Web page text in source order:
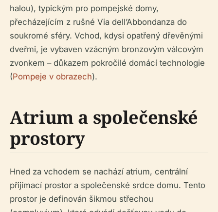
halou), typickým pro pompejské domy,
přecházejícím z rušné Via dell’Abbondanza do
soukromé sféry. Vchod, kdysi opatřený dřevěnými
dveřmi, je vybaven vzácným bronzovým válcovým
zvonkem – důkazem pokročilé domácí technologie
(Pompeje v obrazech).
Atrium a společenské
prostory
Hned za vchodem se nachází atrium, centrální
přijímací prostor a společenské srdce domu. Tento
prostor je definován šikmou střechou